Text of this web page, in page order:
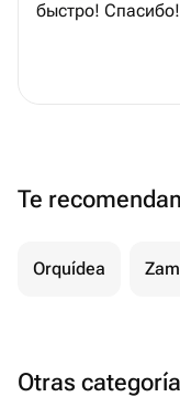
быстро! Спасибо!
Te
Orquídea
Otras